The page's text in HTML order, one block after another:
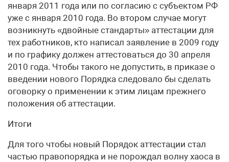
января 2011 года или по согласию с субъектом РФ
уже с января 2010 года. Во втором случае могут
возникнуть «двойные стандарты» аттестации для
тех работников, кто написал заявление в 2009 году
и по графику должен аттестоваться до 30 апреля
2010 года. Чтобы такого не допустить, в приказе о
введении нового Порядка следовало бы сделать
оговорку о применении к этим лицам прежнего
положения об аттестации.
Итоги
Для того чтобы новый Порядок аттестации стал
частью правопорядка и не порождал волну хаоса в